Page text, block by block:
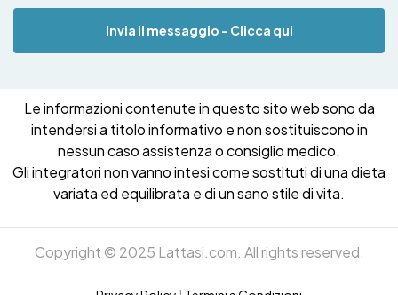
Invia il messaggio - Clicca qui
Le informazioni contenute in questo sito web sono da
intendersi a titolo informativo e non sostituiscono in
nessun caso assistenza o consiglio medico.
Gli integratori non vanno intesi come sostituti di una dieta
variata ed equilibrata e di un sano stile di vita.
Copyright © 2025 Lattasi.com. All rights reserved.